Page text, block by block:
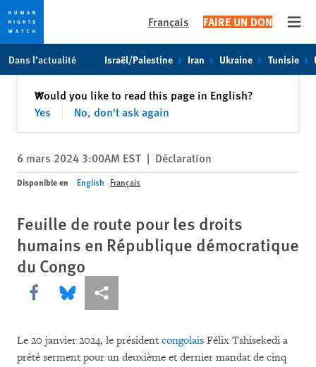
toto
content
Français FAIRE UN DON
Dans l’actualité Israël/Palestine Iran Ukraine Tunisie
Would you like to read this page in English?
Yes
No, don't ask again
✕Fermer
6 mars 2024 3:00AM EST | Déclaration
Disponible en English Français
Feuille de route pour les droits
humains en République démocratique
du Congo
Share this via Facebook
Share this via Bluesky
Share this via Partagez
Le 20 janvier 2024, le président congolais Félix Tshisekedi a
prêté serment pour un deuxième et dernier mandat de cinq